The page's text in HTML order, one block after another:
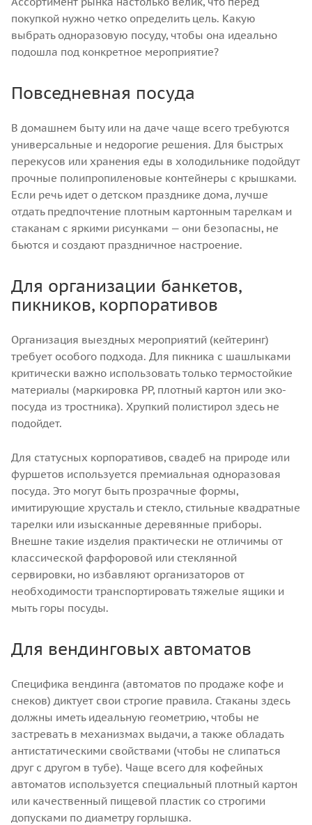
покупкой нужно четко определить цель. Какую
выбрать одноразовую посуду, чтобы она идеально
подошла под конкретное мероприятие?
Повседневная посуда
В домашнем быту или на даче чаще всего требуются
универсальные и недорогие решения. Для быстрых
перекусов или хранения еды в холодильнике подойдут
прочные полипропиленовые контейнеры с крышками.
Если речь идет о детском празднике дома, лучше
отдать предпочтение плотным картонным тарелкам и
стаканам с яркими рисунками — они безопасны, не
бьются и создают праздничное настроение.
Для организации банкетов,
пикников, корпоративов
Организация выездных мероприятий (кейтеринг)
требует особого подхода. Для пикника с шашлыками
критически важно использовать только термостойкие
материалы (маркировка PP, плотный картон или эко-
посуда из тростника). Хрупкий полистирол здесь не
подойдет.
Для статусных корпоративов, свадеб на природе или
фуршетов используется премиальная одноразовая
посуда. Это могут быть прозрачные формы,
имитирующие хрусталь и стекло, стильные квадратные
тарелки или изысканные деревянные приборы.
Внешне такие изделия практически не отличимы от
классической фарфоровой или стеклянной
сервировки, но избавляют организаторов от
необходимости транспортировать тяжелые ящики и
мыть горы посуды.
Для вендинговых автоматов
Специфика вендинга (автоматов по продаже кофе и
снеков) диктует свои строгие правила. Стаканы здесь
должны иметь идеальную геометрию, чтобы не
застревать в механизмах выдачи, а также обладать
антистатическими свойствами (чтобы не слипаться
друг с другом в тубе). Чаще всего для кофейных
автоматов используется специальный плотный картон
или качественный пищевой пластик со строгими
допусками по диаметру горлышка.